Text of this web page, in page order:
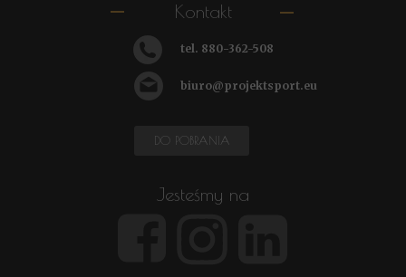
DO POBRANIA
Jesteśmy na
biuro@projektsport.eu
tel. 880-362-508
Kontakt